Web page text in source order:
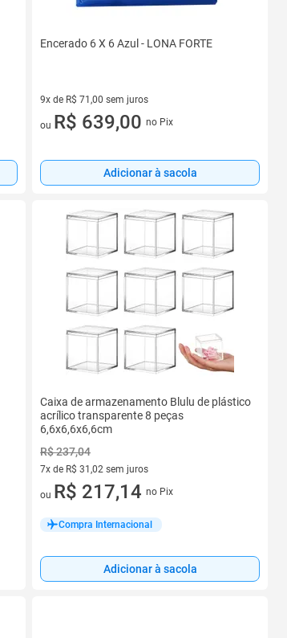
Encerado 6 X 6 Azul - LONA FORTE
9x de R$ 71,00 sem juros
9 vez de R$ 71,00 sem juros
ou R$ 639,00 no Pix
Adicionar à sacola
Caixa de armazenamento Blulu de plástico
acrílico transparente 8 peças
6,6x6,6x6,6cm
R$ 237,04
7x de R$ 31,02 sem juros
7 vez de R$ 31,02 sem juros
ou R$ 217,14 no Pix
Compra Internacional
Adicionar à sacola